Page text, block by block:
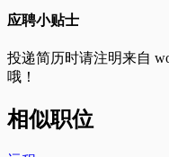
应聘小贴士
投递简历时请注明来自
哦！
相似职位